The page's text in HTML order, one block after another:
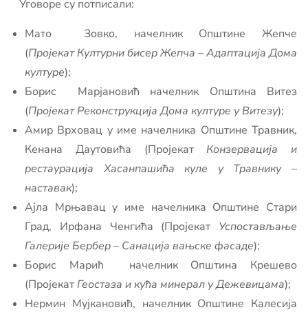
Уговоре су потписали:
Мато Зовко, начелник Општине Жепче
(Пројекат Културни бисер Жепча – Адаптација Дома
културе);
Борис Марјановић начелник Општина Витез
(Пројекат Реконструкција Дома културе у Витезу);
Амир Врховац у име начелника Општине Травник,
Кенана Даутовића (Пројекат Конзервација и
рестаурација Хасанпашића куле у Травнику –
наставак);
Ајла Мрњавац у име начелника Општине Стари
Град, Ирфана Ченгића (Пројекат Успостављање
Галерије Бербер – Санација вањске фасаде);
Борис Марић начелник Општина Крешево
(Пројекат Геостаза и кућа минерал у Дежевицама);
Нермин Мујкановић, начелник Општине Калесија